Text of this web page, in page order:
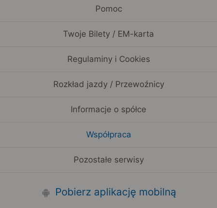
Pomoc
Twoje Bilety / EM-karta
Regulaminy i Cookies
Rozkład jazdy / Przewoźnicy
Informacje o spółce
Współpraca
Pozostałe serwisy
Pobierz aplikację mobilną